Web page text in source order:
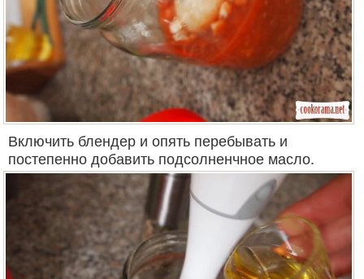
Включить блендер и опять перебывать и
постепенно добавить подсолненчное масло.